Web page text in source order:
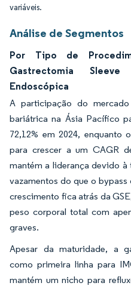
variáveis.
Análise de Segmentos
Por Tipo de
Gastrectomia
Endoscópica
A participação do
bariátrica na Ásia Pacífico
72,12% em 2024, enquanto
para crescer a um CAGR
mantém a liderança devido à
vazamentos do que o bypass
crescimento fica atrás da
peso corporal total com
graves.
Apesar da maturidade, a
como primeira linha para
mantém um nicho para